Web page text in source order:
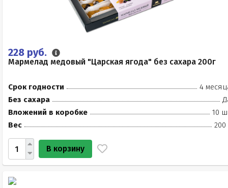
228 руб.
Мармелад медовый "Царская ягода" без сахара 200г
Срок годности
4
Без сахара
Вложений в коробке
10
Вес
200
В корзину